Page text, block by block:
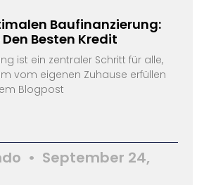
Baufinanzierung:
Den Besten Kredit
ist ein zentraler Schritt für alle,
vom eigenen Zuhause erfüllen
Blogpost
September 24,